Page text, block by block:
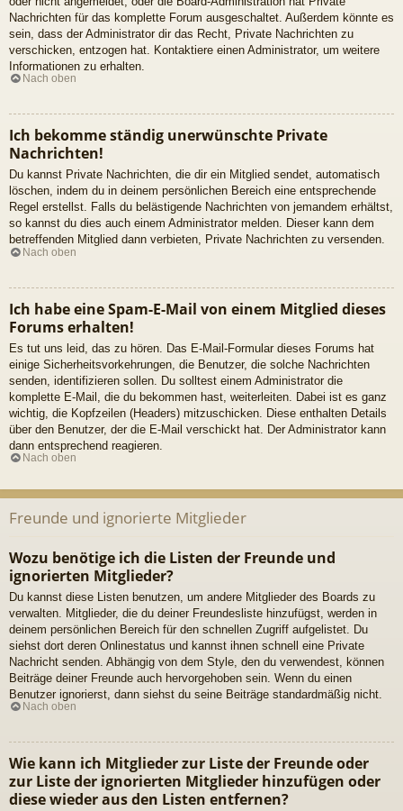
Nachrichten für das komplette Forum ausgeschaltet. Außerdem könnte es
sein, dass der Administrator dir das Recht, Private Nachrichten zu
verschicken, entzogen hat. Kontaktiere einen Administrator, um weitere
Informationen zu erhalten.
Nach oben
Ich bekomme ständig unerwünschte Private
Nachrichten!
Du kannst Private Nachrichten, die dir ein Mitglied sendet, automatisch
löschen, indem du in deinem persönlichen Bereich eine entsprechende
Regel erstellst. Falls du belästigende Nachrichten von jemandem erhältst,
so kannst du dies auch einem Administrator melden. Dieser kann dem
betreffenden Mitglied dann verbieten, Private Nachrichten zu versenden.
Nach oben
Ich habe eine Spam-E-Mail von einem Mitglied dieses
Forums erhalten!
Es tut uns leid, das zu hören. Das E-Mail-Formular dieses Forums hat
einige Sicherheitsvorkehrungen, die Benutzer, die solche Nachrichten
senden, identifizieren sollen. Du solltest einem Administrator die
komplette E-Mail, die du bekommen hast, weiterleiten. Dabei ist es ganz
wichtig, die Kopfzeilen (Headers) mitzuschicken. Diese enthalten Details
über den Benutzer, der die E-Mail verschickt hat. Der Administrator kann
dann entsprechend reagieren.
Nach oben
Freunde und ignorierte Mitglieder
Wozu benötige ich die Listen der Freunde und
ignorierten Mitglieder?
Du kannst diese Listen benutzen, um andere Mitglieder des Boards zu
verwalten. Mitglieder, die du deiner Freundesliste hinzufügst, werden in
deinem persönlichen Bereich für den schnellen Zugriff aufgelistet. Du
siehst dort deren Onlinestatus und kannst ihnen schnell eine Private
Nachricht senden. Abhängig von dem Style, den du verwendest, können
Beiträge deiner Freunde auch hervorgehoben sein. Wenn du einen
Benutzer ignorierst, dann siehst du seine Beiträge standardmäßig nicht.
Nach oben
Wie kann ich Mitglieder zur Liste der Freunde oder
zur Liste der ignorierten Mitglieder hinzufügen oder
diese wieder aus den Listen entfernen?